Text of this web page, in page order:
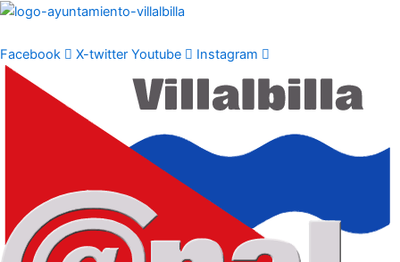
Ir
contenido
Facebook X-twitter Youtube Instagram